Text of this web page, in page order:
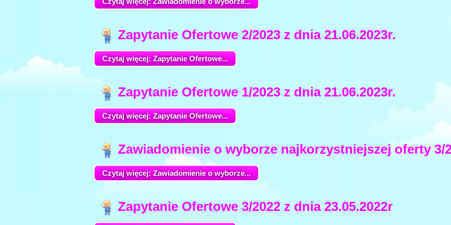
Zapytanie Ofertowe 2/2023 z dnia 21.06.2023r.
Czytaj więcej: Zapytanie Ofertowe...
Zapytanie Ofertowe 1/2023 z dnia 21.06.2023r.
Czytaj więcej: Zapytanie Ofertowe...
Zawiadomienie o wyborze najkorzystniejszej oferty 3/
Czytaj więcej: Zawiadomienie o wyborze...
Zapytanie Ofertowe 3/2022 z dnia 23.05.2022r